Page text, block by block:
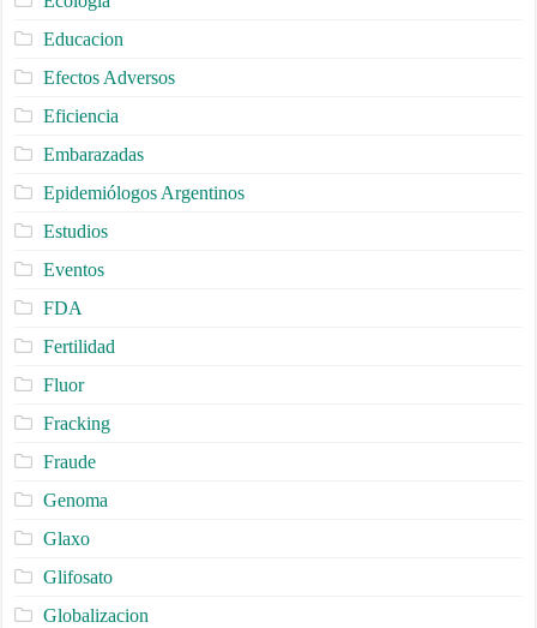
Educacion
Efectos Adversos
Eficiencia
Embarazadas
Epidemiólogos Argentinos
Estudios
Eventos
FDA
Fertilidad
Fluor
Fracking
Fraude
Genoma
Glaxo
Glifosato
Globalizacion